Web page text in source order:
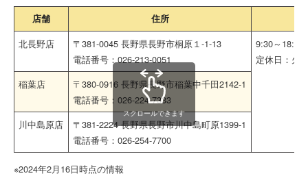
店舗 住所
北長野店
〒381-0045 長野県長野市桐原１-1-13
電話番号：026-213-0051
9:30～18:00
定休日：火
稲葉店
〒380-0916 長野県長野市稲葉中千田2142-1
電話番号：026-224-7333
川中島原店
〒381-2224 長野県長野市川中島町原1399-1
電話番号：026-254-7700
スクロールできます
※2024年2月16日時点の情報